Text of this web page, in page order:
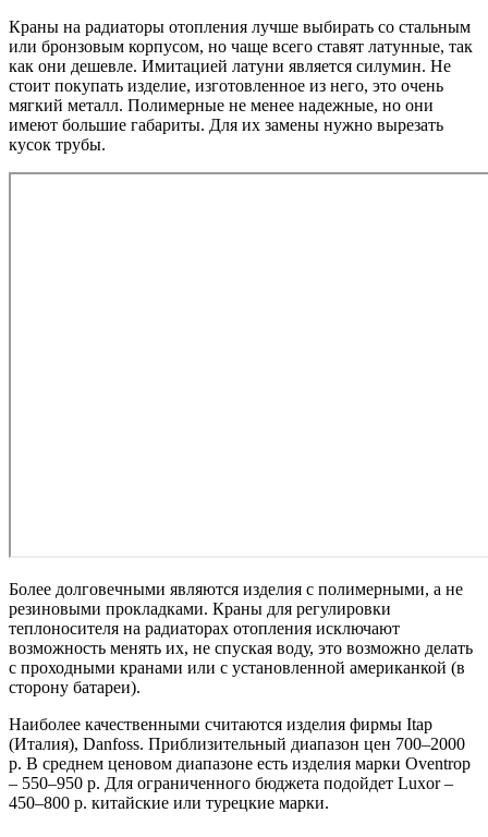
Краны на радиаторы отопления лучше выбирать со стальным
или бронзовым корпусом, но чаще всего ставят латунные, так
как они дешевле. Имитацией латуни является силумин. Не
стоит покупать изделие, изготовленное из него, это очень
мягкий металл. Полимерные не менее надежные, но они
имеют большие габариты. Для их замены нужно вырезать
кусок трубы.
Более долговечными являются изделия с полимерными, а не
резиновыми прокладками. Краны для регулировки
теплоносителя на радиаторах отопления исключают
возможность менять их, не спуская воду, это возможно делать
с проходными кранами или с установленной американкой (в
сторону батареи).
Наиболее качественными считаются изделия фирмы Itap
(Италия), Danfoss. Приблизительный диапазон цен 700–2000
р. В среднем ценовом диапазоне есть изделия марки Oventrop
– 550–950 р. Для ограниченного бюджета подойдет Luxor –
450–800 р. китайские или турецкие марки.